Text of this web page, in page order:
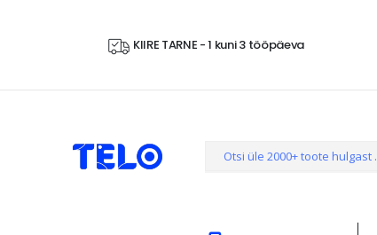
KIIRE TARNE - 1 kuni 3 tööpäeva